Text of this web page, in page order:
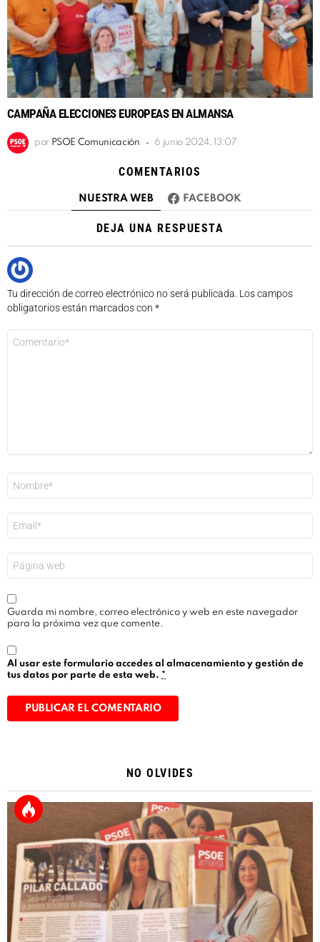
CAMPAÑA ELECCIONES EUROPEAS EN ALMANSA
por PSOE Comunicación 6 junio 2024, 13:07
COMENTARIOS
NUESTRA WEB FACEBOOK
DEJA UNA RESPUESTA
Tu dirección de correo electrónico no será publicada. Los campos
obligatorios están marcados con *
electrónico
*
Guarda mi nombre, correo electrónico y web en este navegador
para la próxima vez que comente.
Al usar este formulario accedes al almacenamiento y gestión de
tus datos por parte de esta web. *
NO OLVIDES